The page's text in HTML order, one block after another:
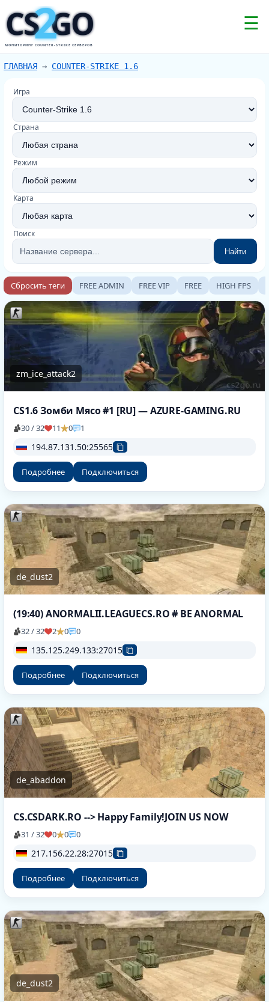
CS GO
2
МОНИТОРИНГ COUNTER-STRIKE СЕРВЕРОВ
☰
ГЛАВНАЯ → COUNTER-STRIKE 1.6
Игра
Страна
Режим
Карта
Поиск
Найти
Сбросить теги FREE ADMIN FREE VIP FREE HIGH FPS
zm_ice_attack2
CS1.6 Зомби Мясо #1 [RU] — AZURE-GAMING.RU
30 / 32 11 0 1
194.87.131.50:25565
Подробнее Подключиться
de_dust2
(19:40) ANORMALII.LEAGUECS.RO # BE ANORMAL
32 / 32 2 0 0
135.125.249.133:27015
Подробнее Подключиться
de_abaddon
CS.CSDARK.RO --> Happy Family!JOIN US NOW
31 / 32 0 0 0
217.156.22.28:27015
Подробнее Подключиться
de_dust2